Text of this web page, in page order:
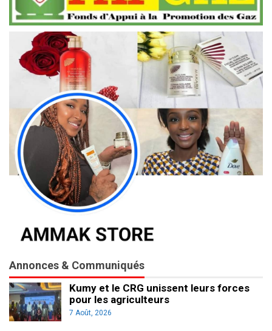
Annonces & Communiqués
Kumy et le CRG unissent leurs forces
pour les agriculteurs
7 Août, 2026